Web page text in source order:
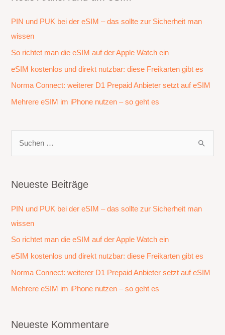
PIN und PUK bei der eSIM – das sollte zur Sicherheit man
wissen
So richtet man die eSIM auf der Apple Watch ein
eSIM kostenlos und direkt nutzbar: diese Freikarten gibt es
Norma Connect: weiterer D1 Prepaid Anbieter setzt auf eSIM
Mehrere eSIM im iPhone nutzen – so geht es
h
n
n
a
c
Neueste Beiträge
PIN und PUK bei der eSIM – das sollte zur Sicherheit man
wissen
So richtet man die eSIM auf der Apple Watch ein
eSIM kostenlos und direkt nutzbar: diese Freikarten gibt es
Norma Connect: weiterer D1 Prepaid Anbieter setzt auf eSIM
Mehrere eSIM im iPhone nutzen – so geht es
Neueste Kommentare